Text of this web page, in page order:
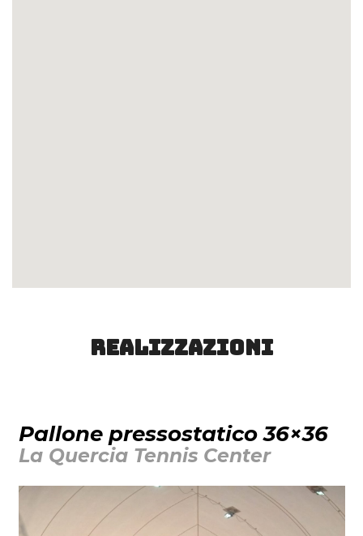
Realizzazioni
Pallone pressostatico 36×36
La Quercia Tennis Center